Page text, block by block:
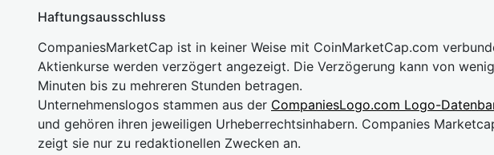
Haftungsausschluss
CompaniesMarketCap ist in keiner Weise mit CoinMarketCap.com
Aktienkurse werden verzögert angezeigt. Die Verzögerung kann von
Minuten bis zu mehreren Stunden betragen.
Unternehmenslogos stammen aus der CompaniesLogo.com Logo-
und gehören ihren jeweiligen Urheberrechtsinhabern. Companies
zeigt sie nur zu redaktionellen Zwecken an.